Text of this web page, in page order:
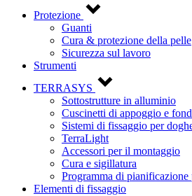
Protezione
Guanti
Cura & protezione della pelle
Sicurezza sul lavoro
Strumenti
TERRASYS
Sottostrutture in alluminio
Cuscinetti di appoggio e
Sistemi di fissaggio per
TerraLight
Accessori per il montaggio
Cura e sigillatura
Programma di pianificazione
Elementi di fissaggio